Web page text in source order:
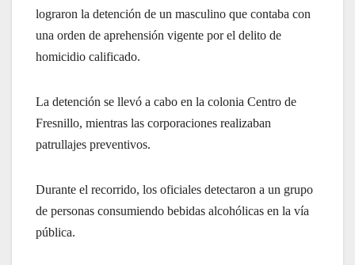
lograron la detención de un masculino que contaba con
una orden de aprehensión vigente por el delito de
homicidio calificado.
La detención se llevó a cabo en la colonia Centro de
Fresnillo, mientras las corporaciones realizaban
patrullajes preventivos.
Durante el recorrido, los oficiales detectaron a un grupo
de personas consumiendo bebidas alcohólicas en la vía
pública.